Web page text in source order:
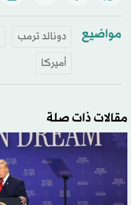
مواضيع دونالد ترمب
أميركا
مقالات ذات صلة